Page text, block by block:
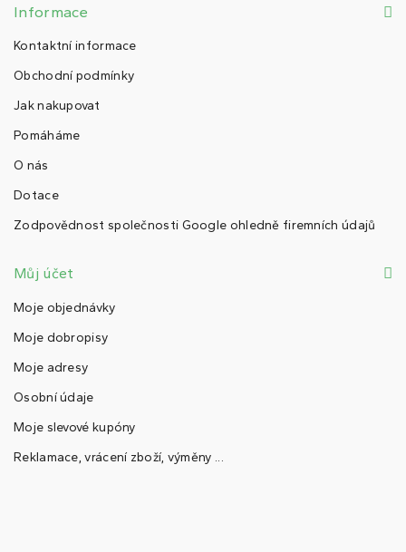
Informace
Kontaktní informace
Obchodní podmínky
Jak nakupovat
Pomáháme
O nás
Dotace
Zodpovědnost společnosti Google ohledně firemních údajů
Můj účet
Moje objednávky
Moje dobropisy
Moje adresy
Osobní údaje
Moje slevové kupóny
Reklamace, vrácení zboží, výměny ...